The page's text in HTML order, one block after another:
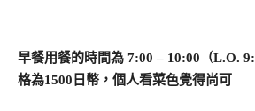
早餐用餐的時間為 7:00 – 10:00（L.O.
格為1500日幣，個人看菜色覺得尚可